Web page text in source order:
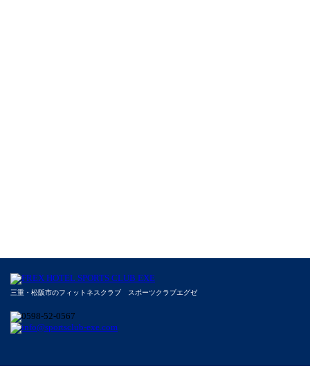
三重・松阪市のフィットネスクラブ スポーツクラブエグゼ